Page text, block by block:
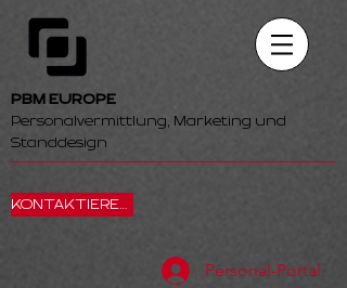
PBM EUROPE
Personalvermittlung, Marketing und
Standdesign
KONTAKTIEREN SIE UNS
Personal-Portal